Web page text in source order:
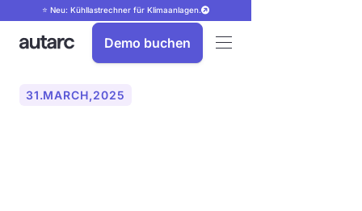
⭐ Neu: Kühllastrechner für Klimaanlagen.
Demo buchen
31.MARCH,2025